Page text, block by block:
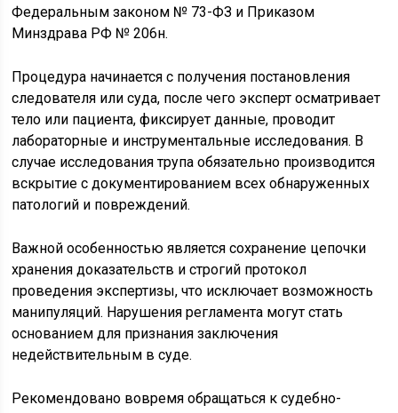
Федеральным законом № 73-ФЗ и Приказом
Минздрава РФ № 206н.
Процедура начинается с получения постановления
следователя или суда, после чего эксперт осматривает
тело или пациента, фиксирует данные, проводит
лабораторные и инструментальные исследования. В
случае исследования трупа обязательно производится
вскрытие с документированием всех обнаруженных
патологий и повреждений.
Важной особенностью является сохранение цепочки
хранения доказательств и строгий протокол
проведения экспертизы, что исключает возможность
манипуляций. Нарушения регламента могут стать
основанием для признания заключения
недействительным в суде.
Рекомендовано вовремя обращаться к судебно-